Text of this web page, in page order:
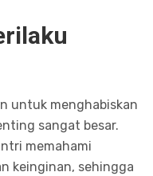
untuk menghabiskan
sangat besar.
memahami
keinginan, sehingga